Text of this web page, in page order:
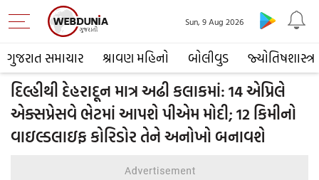
ગુજરાત સમાચાર શ્રાવણ મહિનો બોલીવુડ જ્યોતિષશાસ્ત્ર
Sun, 9 Aug 2026
દિલ્હીથી દેહરાદૂન માત્ર અઢી કલાકમાં: 14 એપ્રિલે
એક્સપ્રેસવે ભેટમાં આપશે પીએમ મોદી; 12 કિમીનો
વાઇલ્ડલાઇફ કોરિડોર તેને અનોખો બનાવશે